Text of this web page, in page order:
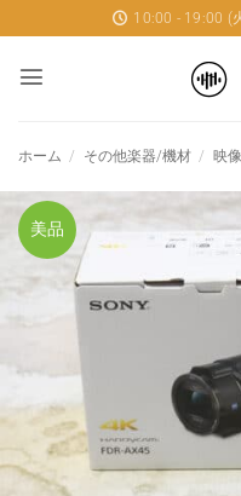
to
content
10:00 - 19:00 (
ホーム / その他楽器/機材 / 映
美品